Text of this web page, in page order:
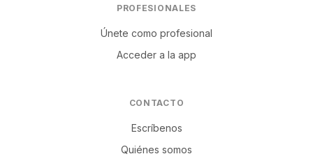
PROFESIONALES
Únete como profesional
Acceder a la app
CONTACTO
Escríbenos
Quiénes somos